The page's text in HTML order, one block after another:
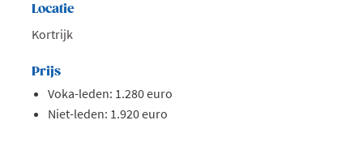
Locatie
Kortrijk
Prijs
Voka-leden: 1.280 euro
Niet-leden: 1.920 euro